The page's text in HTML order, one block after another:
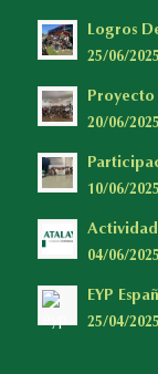
Logros
25/06/
Proyecto
20/06/
10/06/
04/06/
EYP
25/04/